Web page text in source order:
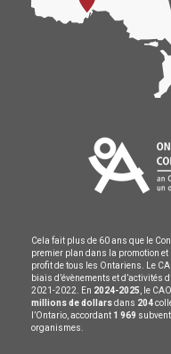
Cela fait plus de 60 ans que le
premier plan dans la promotion et
profit de tous les Ontariens. Le
biais d’évènements et d’activités
2021-2022. En 2024-2025 , le
millions de dollarsdans 204
l’Ontario, accordant 1 969
organismes.